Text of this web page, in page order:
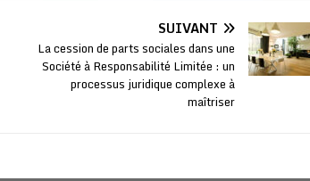
SUIVANT
La cession de parts sociales dans une
Société à Responsabilité Limitée : un
processus juridique complexe à
maîtriser